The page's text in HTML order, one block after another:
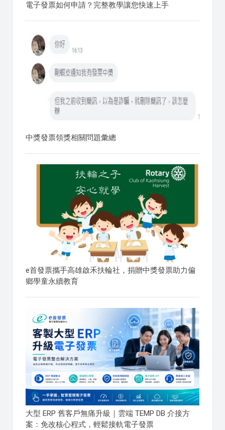
電子發票如何申請？完整教學讓您快速上手
中獎發票領獎相關問題彙總
e首發票攜手高雄啟禾扶輪社，捐贈中獎發票助力偏
鄉學童永續教育
大型 ERP 舊客戶無痛升級｜雲端 TEMP DB 介接方
案：免改核心程式，輕鬆接軌電子發票